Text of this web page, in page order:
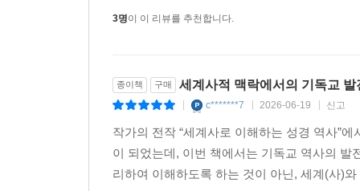
논쟁은 A.D. 20세기 가장 뜨거운 신학 논쟁으로 평
고백 교회(Confessing Church)는 교회를 국가에
A.D. 1934년 고백 교회는 바르멘 선언(The
함으로 히틀러에 대한 불복종을 분명하게 밝혔다.
디트리히 본회퍼(Dietrich Bonhoeffer)는 히틀러
적으로는 예수 그리스도의 삶(산상수훈)을 따르는
3명이 이 리뷰를 추천합니다.
종이책 구매 세계사적 맥락에서의 기독교 발
c*******7 2026-06-19 신고
작가의 전작 “세계사로 이해하는 성경 역사”
이 되었는데, 이번 책에서는 기독교 역사의
리하여 이해하도록 하는 것이 아닌, 세계(사)